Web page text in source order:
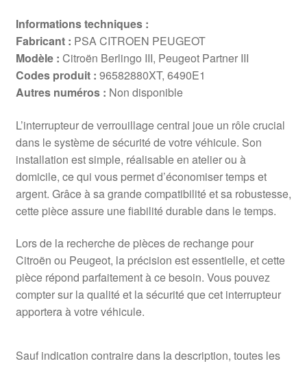
Informations techniques :
Fabricant : PSA CITROEN PEUGEOT
Modèle : Citroën Berlingo III, Peugeot Partner III
Codes produit : 96582880XT, 6490E1
Autres numéros : Non disponible
L’interrupteur de verrouillage central joue un rôle crucial
dans le système de sécurité de votre véhicule. Son
installation est simple, réalisable en atelier ou à
domicile, ce qui vous permet d’économiser temps et
argent. Grâce à sa grande compatibilité et sa robustesse,
cette pièce assure une fiabilité durable dans le temps.
Lors de la recherche de pièces de rechange pour
Citroën ou Peugeot, la précision est essentielle, et cette
pièce répond parfaitement à ce besoin. Vous pouvez
compter sur la qualité et la sécurité que cet interrupteur
apportera à votre véhicule.
Sauf indication contraire dans la description, toutes les